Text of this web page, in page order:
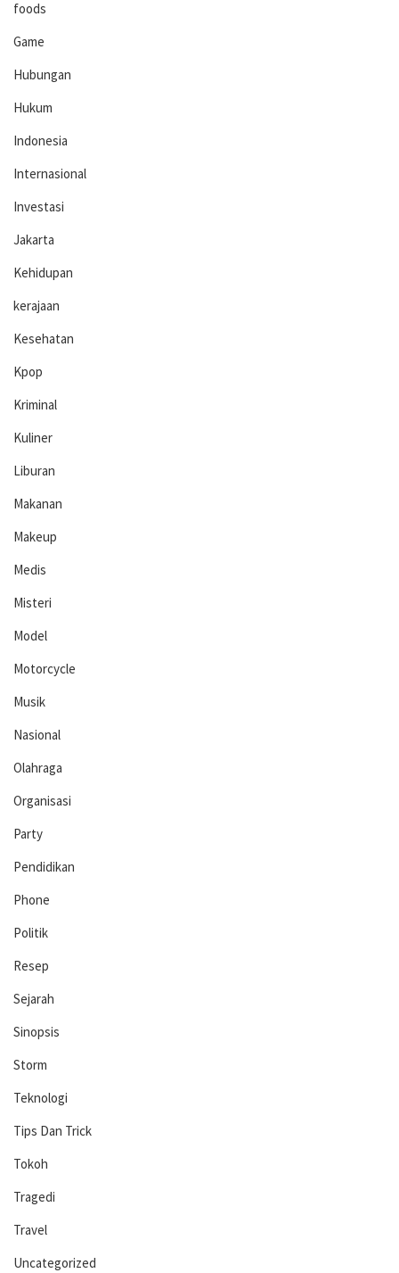
foods
Game
Hubungan
Hukum
Indonesia
Internasional
Investasi
Jakarta
Kehidupan
kerajaan
Kesehatan
Kpop
Kriminal
Kuliner
Liburan
Makanan
Makeup
Medis
Misteri
Model
Motorcycle
Musik
Nasional
Olahraga
Organisasi
Party
Pendidikan
Phone
Politik
Resep
Sejarah
Sinopsis
Storm
Teknologi
Tips Dan Trick
Tokoh
Tragedi
Travel
Uncategorized